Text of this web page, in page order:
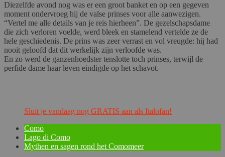
Diezelfde avond nog was er een groot banket en op een gegeven
moment ondervroeg hij de valse prinses voor alle aanwezigen.
“Vertel me alle details van je reis hierheen”. De gezelschapsdame
die zich verloren voelde, werd bleek en stamelend vertelde ze de
hele geschiedenis. De prins was zeer verrast en vol vreugde: hij had
nooit geloofd dat dit werkelijk zijn verloofde was.
En zo werd de ganzenhoedster tenslotte toch prinses, terwijl de
perfide dame haar leven eindigde op het schavot.
Sluit je vandaag nog GRATIS aan als Italofan!
Como
Lago di Como
Mythen en sagen rond het Comomeer